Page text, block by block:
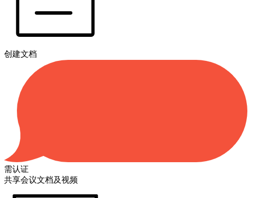
创建文档
需认证
共享会议文档及视频